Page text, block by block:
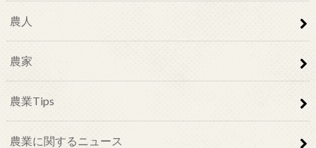
農人
農家
農業Tips
農業に関するニュース